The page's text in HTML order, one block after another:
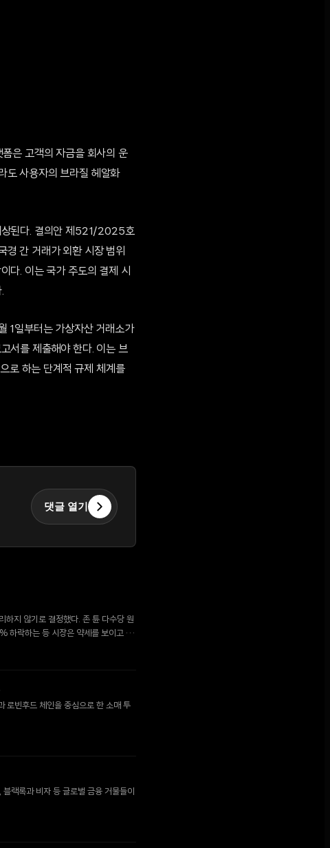
은 고객의 자금을 회사의 운
도 사용자의 브라질 헤알화
상된다. 결의안 제521/2025호
경 간 거래가 외환 시장 범위
다. 이는 국가 주도의 결제 시
1일부터는 가상자산 거래소가
서를 제출해야 한다. 이는 브
로 하는 단계적 규제 체계를
댓글 열기
지 않기로 결정했다. 존 튠 다수당 원
하락하는 등 시장은 약세를 보이고 있
로빈후드 체인을 중심으로 한 소매 투
랙록과 비자 등 글로벌 금융 거물들이